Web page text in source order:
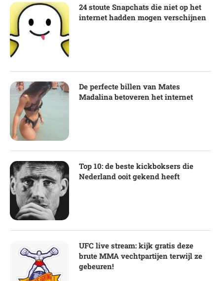
24 stoute Snapchats die niet op het
internet hadden mogen verschijnen
De perfecte billen van Mates
Madalina betoveren het internet
Top 10: de beste kickboksers die
Nederland ooit gekend heeft
UFC live stream: kijk gratis deze
brute MMA vechtpartijen terwijl ze
gebeuren!